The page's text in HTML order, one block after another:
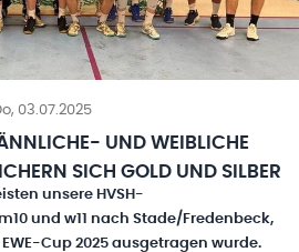
03.07.2025
UND WEIBLICHE
SICH GOLD UND SILBER
unsere HVSH-
und w11 nach Stade/Fredenbeck,
Cup 2025 ausgetragen wurde.